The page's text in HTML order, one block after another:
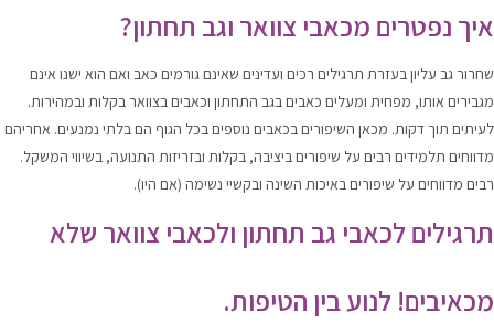
איך נפטרים מכאבי צוואר וגב תחתון?
שחרור גב עליון בעזרת תרגילים רכים ועדינים שאינם גורמים כאב ואם הוא ישנו אינם
מגבירים אותו, מפחית ומעלים כאבים בגב התחתון וכאבים בצוואר בקלות ובמהירות.
לעיתים תוך דקות. מכאן השיפורים בכאבים נוספים בכל הגוף הם בלתי נמנעים. אחריהם
מדווחים תלמידים רבים על שיפורים ביציבה, בקלות ובזריזות התנועה, בשיווי המשקל.
רבים מדווחים על שיפורים באיכות השינה ובקשיי נשימה (אם היו).
תרגילים לכאבי גב תחתון ולכאבי צוואר שלא
מכאיבים! לנוע בין הטיפות.